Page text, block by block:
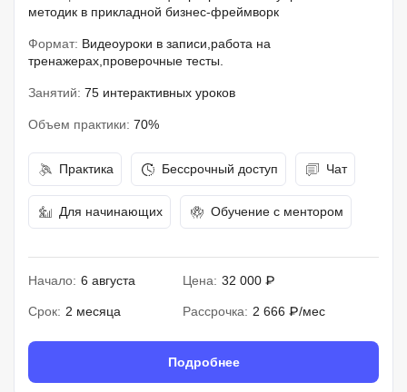
методик в прикладной бизнес-фреймворк
Формат: Видеоуроки в записи,работа на
тренажерах,проверочные тесты.
Занятий: 75 интерактивных уроков
Объем практики: 70%
Практика Бессрочный доступ Чат
Для начинающих Обучение с ментором
Начало: 6 августа Цена: 32 000 ₽
Срок: 2 месяца Рассрочка: 2 666 ₽/мес
Подробнее